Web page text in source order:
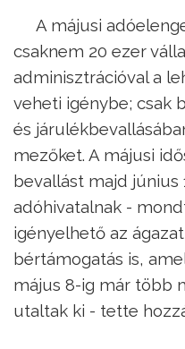
A májusi
csaknem 20 ezer
adminisztrációval a
veheti igénybe; csak
és
mezőket. A májusi
bevallást majd június
adóhivatalnak -
igényelhető az
bértámogatás is,
május 8-ig már több
utaltak ki - tette